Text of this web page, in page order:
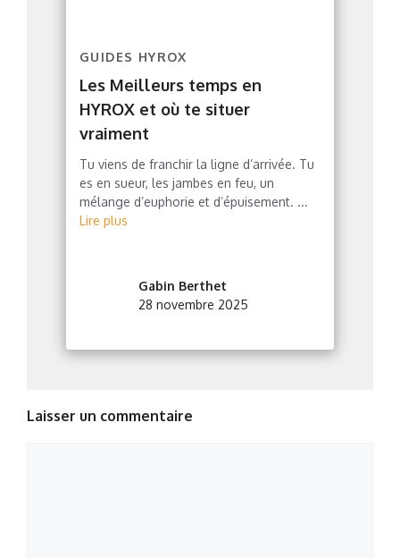
GUIDES HYROX
Les Meilleurs temps en
HYROX et où te situer
vraiment
Tu viens de franchir la ligne d’arrivée. Tu
es en sueur, les jambes en feu, un
mélange d’euphorie et d’épuisement. ...
Lire plus
Gabin Berthet
28 novembre 2025
Laisser un commentaire